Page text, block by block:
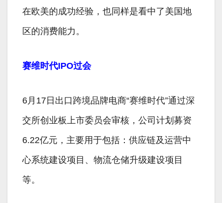
在欧美的成功经验，也同样是看中了美国地
区的消费能力。
赛维时代IPO过会
6月17日出口跨境品牌电商“赛维时代”通过深
交所创业板上市委员会审核，公司计划募资
6.22亿元，主要用于包括：供应链及运营中
心系统建设项目、物流仓储升级建设项目
等。